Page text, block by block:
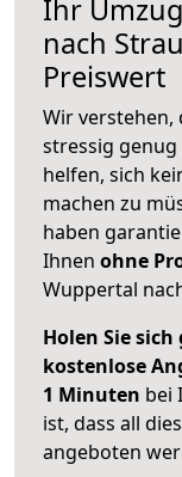
Ihr
nach
Preiswert
Wir verstehen,
stressig
helfen, sich
machen zu
haben
Ihnen ohne
Wuppertal
Holen Sie
kostenlose
1 Minuten bei
ist, dass all
angeboten